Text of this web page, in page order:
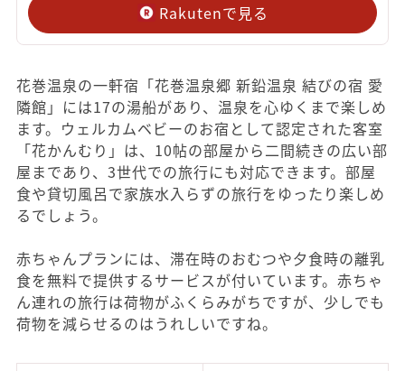
Rakutenで見る
花巻温泉の一軒宿「花巻温泉郷 新鉛温泉 結びの宿 愛
隣館」には17の湯船があり、温泉を心ゆくまで楽しめ
ます。ウェルカムベビーのお宿として認定された客室
「花かんむり」は、10帖の部屋から二間続きの広い部
屋まであり、3世代での旅行にも対応できます。部屋
食や貸切風呂で家族水入らずの旅行をゆったり楽しめ
るでしょう。
赤ちゃんプランには、滞在時のおむつや夕食時の離乳
食を無料で提供するサービスが付いています。赤ちゃ
ん連れの旅行は荷物がふくらみがちですが、少しでも
荷物を減らせるのはうれしいですね。